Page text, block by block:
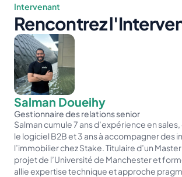
Intervenant
Rencontrez
Salman Doueihy
Gestionnaire des relations senior
Salman cumule 7 ans d’expérience en
le logiciel B2B et 3 ans à accompagner des
l’immobilier chez Stake. Titulaire d’un
projet de l’Université de Manchester et
allie expertise technique et approche